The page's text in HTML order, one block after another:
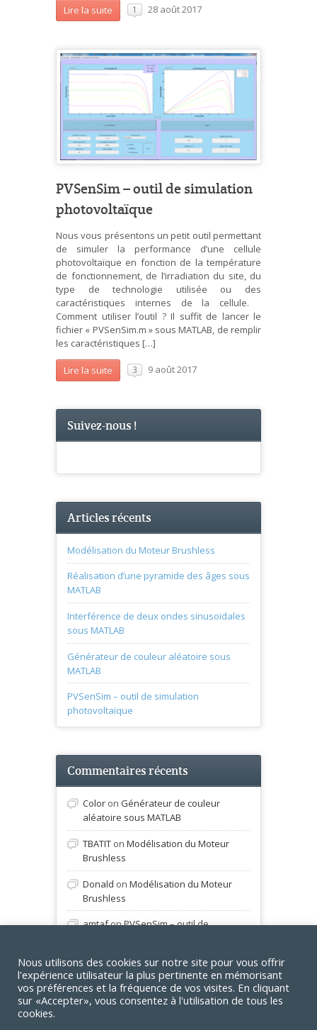
Lire la suite 1 28 août 2017
PVSenSim – outil de simulation
photovoltaïque
Nous vous présentons un petit outil permettant
de simuler la performance d’une cellule
photovoltaïque en fonction de la température
de fonctionnement, de l’irradiation du site, du
type de technologie utilisée ou des
caractéristiques internes de la cellule.
Comment utiliser l’outil ? Il suffit de lancer le
fichier « PVSenSim.m » sous MATLAB, de remplir
les caractéristiques […]
Lire la suite 3 9 août 2017
Suivez-nous !
Articles récents
Modélisation du Moteur Brushless
Réalisation d’une pyramide des âges sous
MATLAB
Interférence de deux ondes sinusoïdales
sous MATLAB
Générateur de couleur aléatoire sous
MATLAB
PVSenSim – outil de simulation
photovoltaïque
Commentaires récents
Color on Générateur de couleur
aléatoire sous MATLAB
TBATIT on Modélisation du Moteur
Brushless
Donald on Modélisation du Moteur
Brushless
amtafonPVSenSim – outil de
suchefulonModélisation du Moteur
Brushless
Nous utilisons des cookies sur notre site pour vous offrir
l'expérience utilisateur la plus pertinente en mémorisant
vos préférences et la fréquence de vos visites. En cliquant
sur «Accepter», vous consentez à l'utilisation de tous les
cookies.